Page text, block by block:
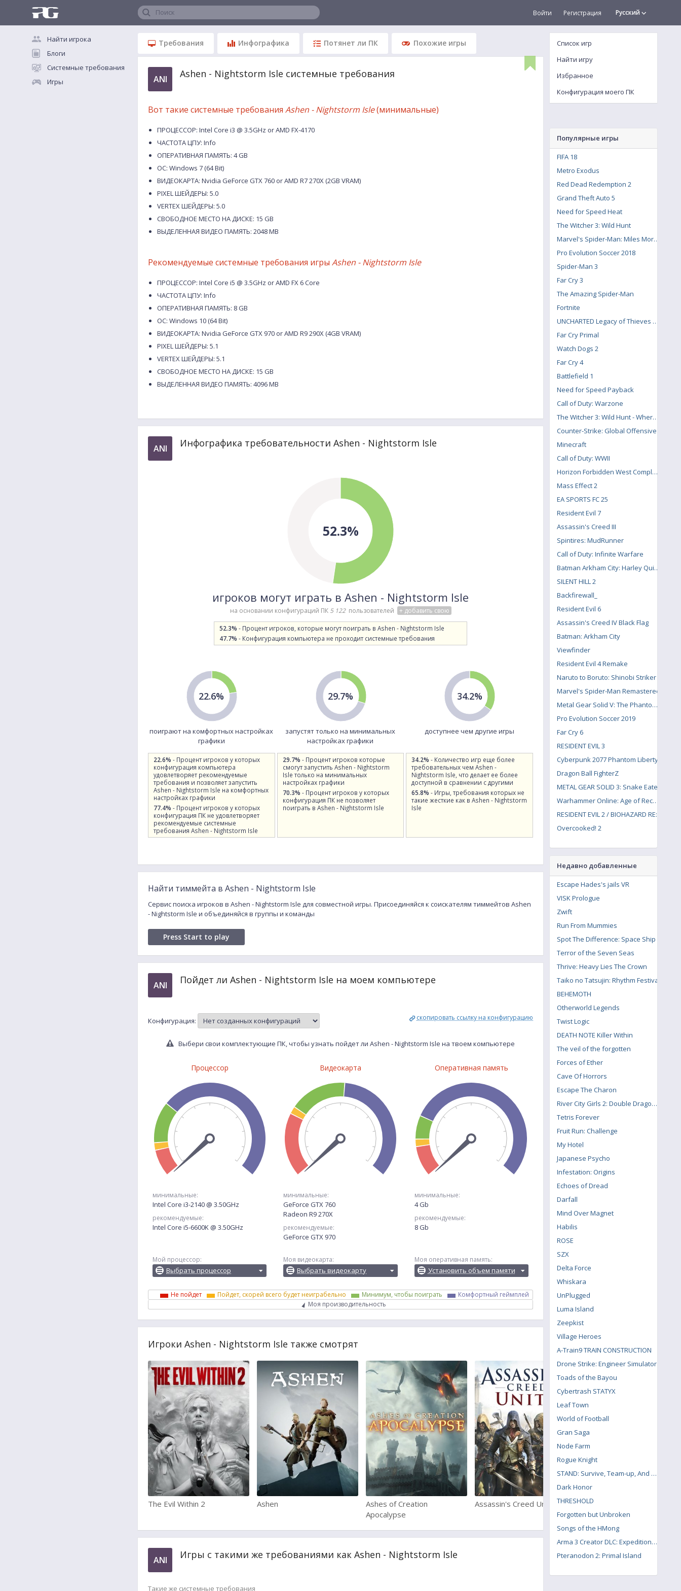
Поиск Русский
Войти Регистрация
Найти игрока
Блоги
Системные требования
Игры
Требования Инфографика Потянет ли ПК Похожие игры
ANI Ashen - Nightstorm Isle системные требования
Вот такие системные требования Ashen - Nightstorm Isle(минимальные)
ПРОЦЕССОР: Intel Core i3 @ 3.5GHz or AMD FX-4170
ЧАСТОТА ЦПУ: Info
ОПЕРАТИВНАЯ ПАМЯТЬ: 4 GB
ОС: Windows 7 (64 Bit)
ВИДЕОКАРТА: Nvidia GeForce GTX 760 or AMD R7 270X (2GB VRAM)
PIXEL ШЕЙДЕРЫ: 5.0
VERTEX ШЕЙДЕРЫ: 5.0
СВОБОДНОЕ МЕСТО НА ДИСКЕ: 15 GB
ВЫДЕЛЕННАЯ ВИДЕО ПАМЯТЬ: 2048 MB
Рекомендуемые системные требования игры Ashen - Nightstorm Isle
ПРОЦЕССОР: Intel Core i5 @ 3.5GHz or AMD FX 6 Core
ЧАСТОТА ЦПУ: Info
ОПЕРАТИВНАЯ ПАМЯТЬ: 8 GB
ОС: Windows 10 (64 Bit)
ВИДЕОКАРТА: Nvidia GeForce GTX 970 or AMD R9 290X (4GB VRAM)
PIXEL ШЕЙДЕРЫ: 5.1
VERTEX ШЕЙДЕРЫ: 5.1
СВОБОДНОЕ МЕСТО НА ДИСКЕ: 15 GB
ВЫДЕЛЕННАЯ ВИДЕО ПАМЯТЬ: 4096 MB
ANI Инфографика требовательности Ashen - Nightstorm Isle
52.3%
игроков могут играть в Ashen - Nightstorm Isle
на основании конфигураций ПК 5 122 пользователей + добавить свою
52.3% - Процент игроков, которые могут поиграть в Ashen - Nightstorm Isle
47.7% - Конфигурация компьютера не проходит системные требования
22.6%
поиграют на комфортных настройках
графики
22.6% - Процент игроков у которых
конфигурация компьютера
удовлетворяет рекомендуемые
требования и позволяет запустить
Ashen - Nightstorm Isle на комфортных
настройках графики
77.4% - Процент игроков у которых
конфигурация ПК не удовлетворяет
рекомендуемые системные
требования Ashen - Nightstorm Isle
29.7%
запустят только на минимальных
настройках графики
29.7% - Процент игроков которые
смогут запустить Ashen - Nightstorm
Isle только на минимальных
настройках графики
70.3% - Процент игроков у которых
конфигурация ПК не позволяет
поиграть в Ashen - Nightstorm Isle
34.2%
доступнее чем другие игры
34.2% - Количество игр еще более
требовательных чем Ashen -
Nightstorm Isle, что делает ее более
доступной в сравнении с другими
65.8% - Игры, требования которых не
такие жесткие как в Ashen - Nightstorm
Isle
Найти тиммейта в Ashen - Nightstorm Isle
Сервис поиска игроков в Ashen - Nightstorm Isle для совместной игры. Присоединяйся к соискателям тиммейтов Ashen
- Nightstorm Isle и объединяйся в группы и команды
Press Start to play
ANI Пойдет ли Ashen - Nightstorm Isle на моем компьютере
Конфигурация: скопировать ссылку на конфигурацию
Выбери свои комплектующие ПК, чтобы узнать пойдет ли Ashen - Nightstorm Isle на твоем компьютере
Процессор
минимальные:
Intel Core i3-2140 @ 3.50GHz
рекомендуемые:
Intel Core i5-6600K @ 3.50GHz
Мой процессор:
Выбрать процессор
Видеокарта
минимальные:
GeForce GTX 760
Radeon R9 270X
рекомендуемые:
GeForce GTX 970
Моя видеокарта:
Выбрать видеокарту
Оперативная память
минимальные:
4 Gb
рекомендуемые:
8 Gb
Моя оперативная память:
Установить объем памяти
Не пойдет Пойдет, скорей всего будет неиграбельно Минимум, чтобы поиграть
Комфортный геймплей
Моя производительность
Игроки Ashen - Nightstorm Isle также смотрят
The Evil Within 2 Ashen
Ashes of Creation
Apocalypse
Assassin's Creed Unity Assassin's Creed Odyssey
ANI Игры с такими же требованиями как Ashen - Nightstorm Isle
Такие же системные требования
Список игр
Найти игру
Избранное
Конфигурация моего ПК
Популярные игры
FIFA 18
Metro Exodus
Red Dead Redemption 2
Grand Theft Auto 5
Need for Speed Heat
The Witcher 3: Wild Hunt
Marvel's Spider-Man: Miles Morales
Pro Evolution Soccer 2018
Spider-Man 3
Far Cry 3
The Amazing Spider-Man
Fortnite
UNCHARTED Legacy of Thieves Collection
Far Cry Primal
Watch Dogs 2
Far Cry 4
Battlefield 1
Need for Speed Payback
Call of Duty: Warzone
The Witcher 3: Wild Hunt - Where the Cat and Wolf Play
Counter-Strike: Global Offensive
Minecraft
Call of Duty: WWII
Horizon Forbidden West Complete Edition
Mass Effect 2
EA SPORTS FC 25
Resident Evil 7
Assassin's Creed III
Spintires: MudRunner
Call of Duty: Infinite Warfare
Batman Arkham City: Harley Quinn's Revenge
SILENT HILL 2
Backfirewall_
Resident Evil 6
Assassin's Creed IV Black Flag
Batman: Arkham City
Viewfinder
Resident Evil 4 Remake
Naruto to Boruto: Shinobi Striker
Marvel's Spider-Man Remastered
Metal Gear Solid V: The Phantom Pain
Pro Evolution Soccer 2019
Far Cry 6
RESIDENT EVIL 3
Cyberpunk 2077 Phantom Liberty
Dragon Ball FighterZ
METAL GEAR SOLID 3: Snake Eater
Warhammer Online: Age of Reckoning
RESIDENT EVIL 2 / BIOHAZARD RE:2
Overcooked! 2
Недавно добавленные
Escape Hades's jails VR
VISK Prologue
Zwift
Run From Mummies
Spot The Difference: Space Ship
Terror of the Seven Seas
Thrive: Heavy Lies The Crown
Taiko no Tatsujin: Rhythm Festival
BEHEMOTH
Otherworld Legends
Twist Logic
DEATH NOTE Killer Within
The veil of the forgotten
Forces of Ether
Cave Of Horrors
Escape The Charon
River City Girls 2: Double Dragon DLC
Tetris Forever
Fruit Run: Challenge
My Hotel
Japanese Psycho
Infestation: Origins
Echoes of Dread
Darfall
Mind Over Magnet
Habilis
ROSE
SZX
Delta Force
Whiskara
UnPlugged
Luma Island
Zeepkist
Village Heroes
A-Train9 TRAIN CONSTRUCTION
Drone Strike: Engineer Simulator
Toads of the Bayou
Cybertrash STATYX
Leaf Town
World of Football
Gran Saga
Node Farm
Rogue Knight
STAND: Survive, Team-up, And Never Die
Dark Honor
THRESHOLD
Forgotten but Unbroken
Songs of the HMong
Arma 3 Creator DLC: Expeditionary Forces
Pteranodon 2: Primal Island